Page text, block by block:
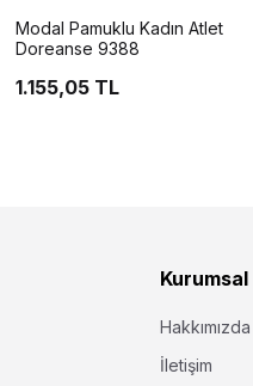
Modal Pamuklu Kadın Atlet
Doreanse 9388
1.155,05 TL
Kurumsal
Hakkımızda
İletişim